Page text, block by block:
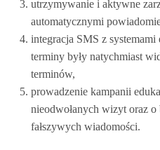
utrzymywanie i aktywne
automatycznymi
integracja SMS z
terminy były natychmiast
terminów,
prowadzenie kampanii
nieodwołanych wizyt oraz
fałszywych wiadomości.